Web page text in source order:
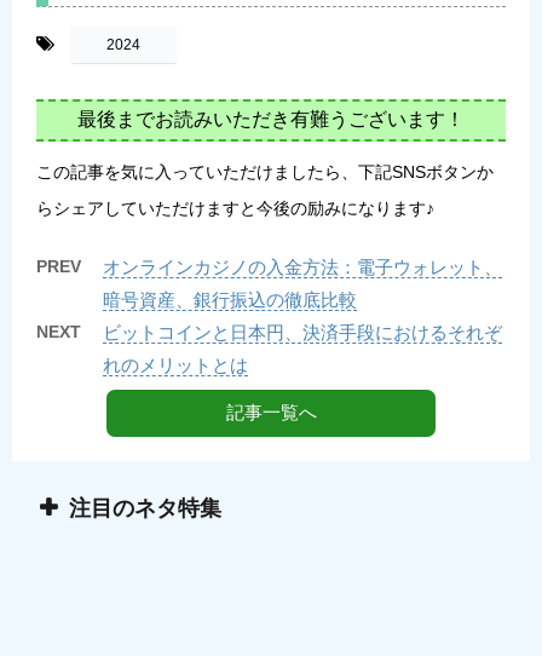
2024
最後までお読みいただき有難うございます！
この記事を気に入っていただけましたら、下記SNSボタンか
らシェアしていただけますと今後の励みになります♪
PREV
オンラインカジノの入金方法：電子ウォレット、
暗号資産、銀行振込の徹底比較
NEXT
ビットコインと日本円、決済手段におけるそれぞ
れのメリットとは
記事一覧へ
注目のネタ特集